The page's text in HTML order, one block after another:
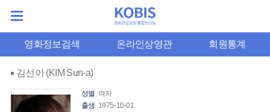
영화정보검색 온라인상영관 회원통계
김선아 (KIM Sun-a)
성별 여자
출생 1975-10-01